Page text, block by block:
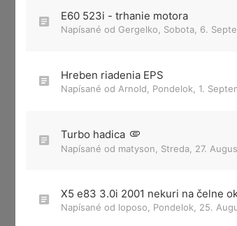
E60 523i - trhanie motora
Napísané od Gergelko Sobota, 6.
Hreben riadenia EPS
Napísané od Arnold Pondelok, 1.
Turbo hadica
Napísané od matyson Streda, 27.
X5 e83 3.0i 2001 nekuri na čelne
Napísané od loposo Pondelok, 25.